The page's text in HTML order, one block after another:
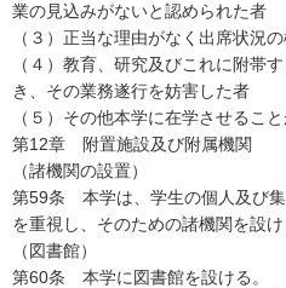
業の見込みがないと認められた者
（３）正当な理由がなく出席状況
（４）教育、研究及びこれに附帯
き、その業務遂行を妨害した者
（５）その他本学に在学させるこ
第12章 附置施設及び附属機関
（諸機関の設置）
第59条 本学は、学生の個人及び
を重視し、そのための諸機関を設け
（図書館）
第60条 本学に図書館を設ける。